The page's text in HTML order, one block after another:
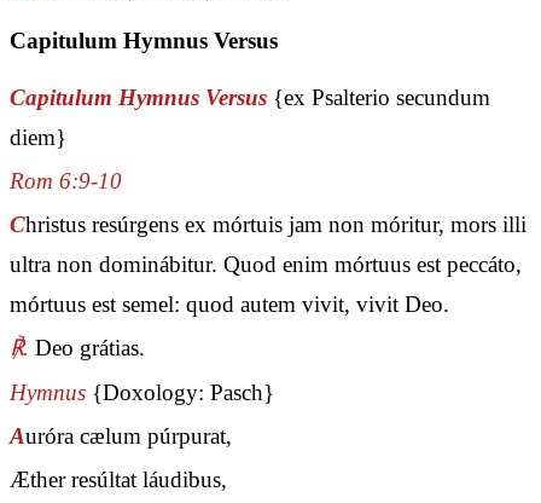
Capitulum Hymnus Versus
Capitulum Hymnus Versus {ex Psalterio secundum
diem}
Rom 6:9-10
Christus resúrgens ex mórtuis jam non móritur, mors illi
ultra non dominábitur. Quod enim mórtuus est peccáto,
mórtuus est semel: quod autem vivit, vivit Deo.
℟. Deo grátias.
Hymnus {Doxology: Pasch}
Auróra cælum púrpurat,
Æther resúltat láudibus,